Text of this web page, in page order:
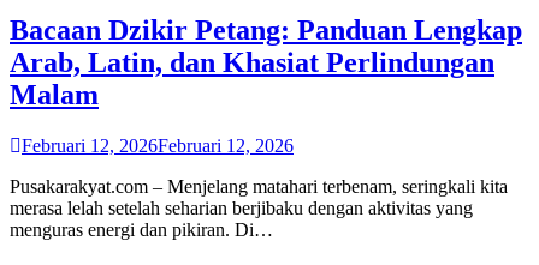
Bacaan Dzikir Petang: Panduan Lengkap
Arab, Latin, dan Khasiat Perlindungan
Malam
Februari 12, 2026Februari 12, 2026
Pusakarakyat.com – Menjelang matahari terbenam, seringkali kita
merasa lelah setelah seharian berjibaku dengan aktivitas yang
menguras energi dan pikiran. Di…